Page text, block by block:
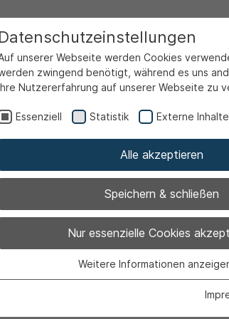
Datenschutzeinstellungen
unserer Webseite werden Cookies
zwingend benötigt, während es uns
Nutzererfahrung auf unserer Webseite zu
Essenziell Statistik Externe Inhalte
Alle akzeptieren
Speichern & schließen
Nur essenzielle Cookies
Essenzielle Cookies werden für
Weitere Informationen